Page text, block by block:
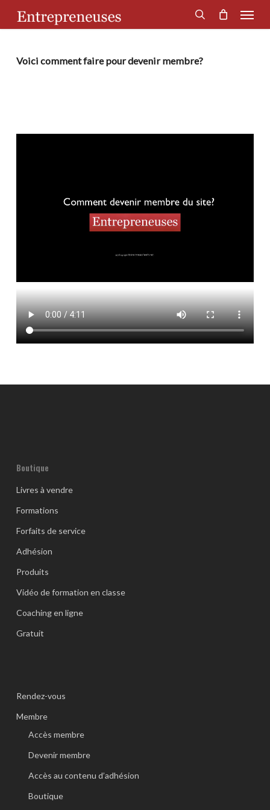
search
Menu
Voici comment faire pour devenir membre?
Boutique
Livres à vendre
Formations
Forfaits de service
Adhésion
Produits
Vidéo de formation en classe
Coaching en ligne
Gratuit
Rendez-vous
Membre
Accès membre
Devenir membre
Accès au contenu d’adhésion
Boutique